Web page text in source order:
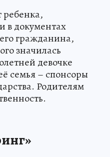
ребенка,
в документах
гражданина,
значилась
девочке
семья – спонсоры
Родителям